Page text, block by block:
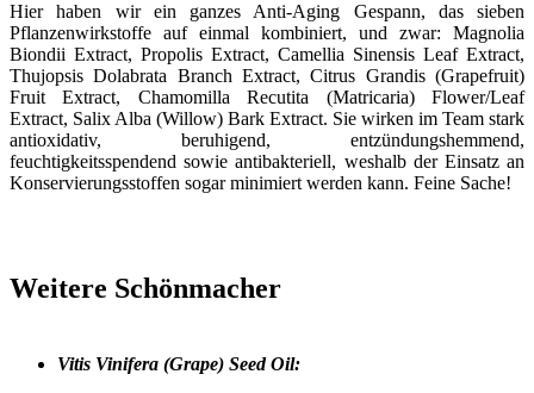
Hier haben wir ein ganzes Anti-Aging Gespann, das sieben
Pflanzenwirkstoffe auf einmal kombiniert, und zwar: Magnolia
Biondii Extract, Propolis Extract, Camellia Sinensis Leaf Extract,
Thujopsis Dolabrata Branch Extract, Citrus Grandis (Grapefruit)
Fruit Extract, Chamomilla Recutita (Matricaria) Flower/Leaf
Extract, Salix Alba (Willow) Bark Extract. Sie wirken im Team stark
antioxidativ, beruhigend, entzündungshemmend,
feuchtigkeitsspendend sowie antibakteriell, weshalb der Einsatz an
Konservierungsstoffen sogar minimiert werden kann. Feine Sache!
Weitere Schönmacher
Vitis Vinifera (Grape) Seed Oil: